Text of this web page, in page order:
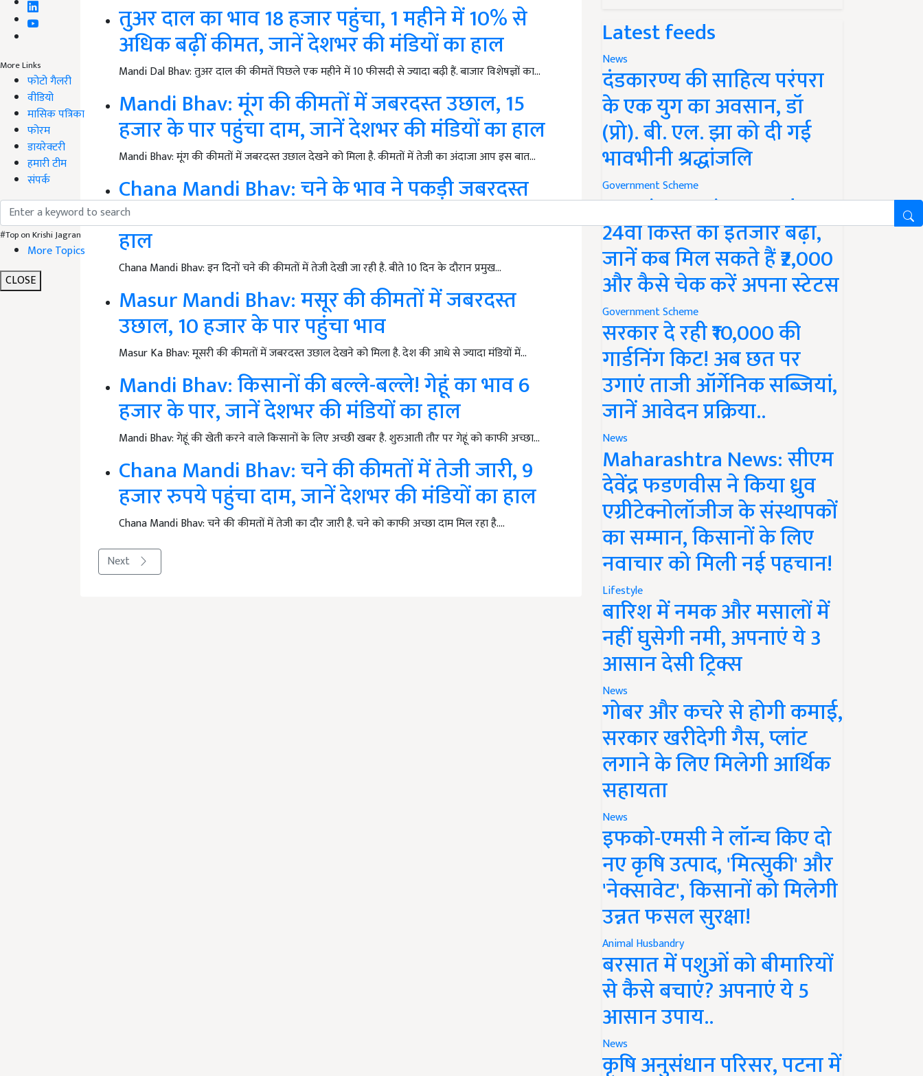
More Links
फोटो गैलरी
वीडियो
मासिक पत्रिका
फोरम
डायरेक्टरी
हमारी टीम
संपर्क
#Top on Krishi Jagran
More Topics
CLOSE
तुअर दाल का भाव 18 हजार पहुंचा, 1 महीने में 10% से
अधिक बढ़ीं कीमत, जानें देशभर की मंडियों का हाल
Mandi Dal Bhav: तुअर दाल की कीमतें पिछले एक महीने में 10 फीसदी से ज्यादा बढ़ी हैं. बाजार विशेषज्ञों का…
Mandi Bhav: मूंग की कीमतों में जबरदस्त उछाल, 15
हजार के पार पहुंचा दाम, जानें देशभर की मंडियों का हाल
Mandi Bhav: मूंग की कीमतों में जबरदस्त उछाल देखने को मिला है. कीमतों में तेजी का अंदाजा आप इस बात…
Chana Mandi Bhav: चने के भाव ने पकड़ी जबरदस्त
रफ्तार, दाम 10 हजार के पार, जानें देशभर की मंडियों का
हाल
Chana Mandi Bhav: इन दिनों चने की कीमतों में तेजी देखी जा रही है. बीते 10 दिन के दौरान प्रमुख…
Masur Mandi Bhav: मसूर की कीमतों में जबरदस्त
उछाल, 10 हजार के पार पहुंचा भाव
Masur Ka Bhav: मूसरी की कीमतों में जबरदस्त उछाल देखने को मिला है. देश की आधे से ज्यादा मंडियों में…
Mandi Bhav: किसानों की बल्ले-बल्ले! गेहूं का भाव 6
हजार के पार, जानें देशभर की मंडियों का हाल
Mandi Bhav: गेहूं की खेती करने वाले किसानों के लिए अच्छी खबर है. शुरुआती तौर पर गेहूं को काफी अच्छा…
Chana Mandi Bhav: चने की कीमतों में तेजी जारी, 9
हजार रुपये पहुंचा दाम, जानें देशभर की मंडियों का हाल
Chana Mandi Bhav: चने की कीमतों में तेजी का दौर जारी है. चने को काफी अच्छा दाम मिल रहा है.…
Next
Latest feeds
News
दंडकारण्य की साहित्य परंपरा
के एक युग का अवसान, डॉ
(प्रो). बी. एल. झा को दी गई
भावभीनी श्रद्धांजलि
Government Scheme
PM Kisan Yojana Update:
24वीं किस्त का इंतजार बढ़ा,
जानें कब मिल सकते हैं ₹2,000
और कैसे चेक करें अपना स्टेटस
Government Scheme
सरकार दे रही ₹10,000 की
गार्डनिंग किट! अब छत पर
उगाएं ताजी ऑर्गेनिक सब्जियां,
जानें आवेदन प्रक्रिया..
News
Maharashtra News: सीएम
देवेंद्र फडणवीस ने किया ध्रुव
एग्रीटेक्नोलॉजीज के संस्थापकों
का सम्मान, किसानों के लिए
नवाचार को मिली नई पहचान!
Lifestyle
बारिश में नमक और मसालों में
नहीं घुसेगी नमी, अपनाएं ये 3
आसान देसी ट्रिक्स
News
गोबर और कचरे से होगी कमाई,
सरकार खरीदेगी गैस, प्लांट
लगाने के लिए मिलेगी आर्थिक
सहायता
News
इफको-एमसी ने लॉन्च किए दो
नए कृषि उत्पाद, 'मित्सुकी' और
'नेक्सावेट', किसानों को मिलेगी
उन्नत फसल सुरक्षा!
Animal Husbandry
बरसात में पशुओं को बीमारियों
से कैसे बचाएं? अपनाएं ये 5
आसान उपाय..
News
कृषि अनुसंधान परिसर, पटना में